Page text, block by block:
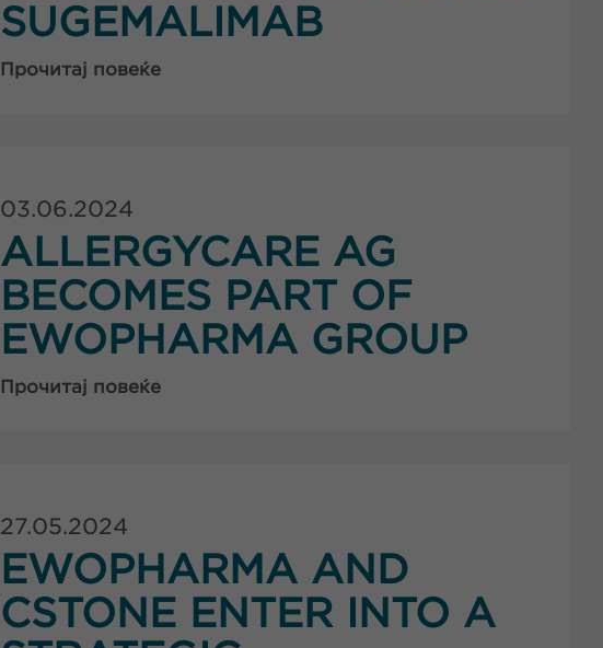
SUGEMALIMAB
Прочитај повеќе
03.06.2024
ALLERGYCARE AG
BECOMES PART OF
EWOPHARMA GROUP
Прочитај повеќе
27.05.2024
EWOPHARMA AND
CSTONE ENTER INTO A